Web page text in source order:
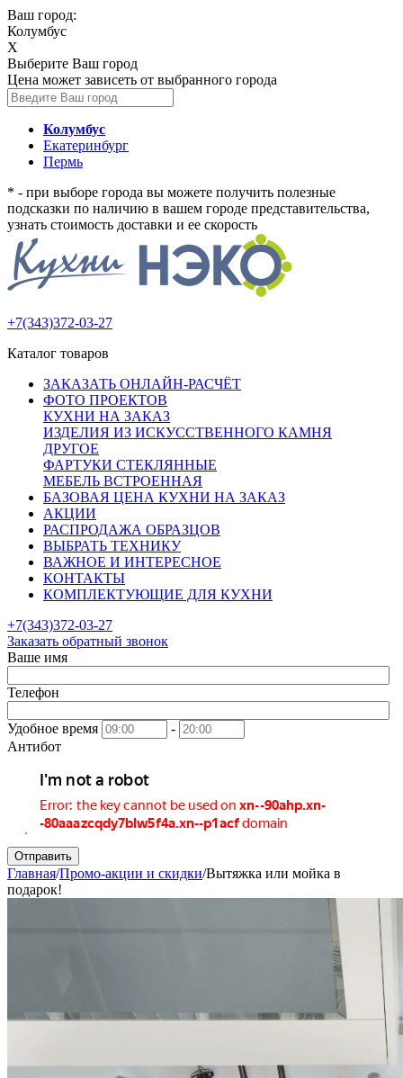
Ваш город:
Колумбус
X
Выберите Ваш город
Цена может зависеть от выбранного города
Колумбус
Екатеринбург
Пермь
* - при выборе города вы можете получить полезные
подсказки по наличию в вашем городе представительства,
узнать стоимость доставки и ее скорость
+7(343)372-03-27
Каталог товаров
ЗАКАЗАТЬ ОНЛАЙН-РАСЧЁТ
ФОТО ПРОЕКТОВ
КУХНИ НА ЗАКАЗ
ИЗДЕЛИЯ ИЗ ИСКУССТВЕННОГО КАМНЯ
ДРУГОЕ
ФАРТУКИ СТЕКЛЯННЫЕ
МЕБЕЛЬ ВСТРОЕННАЯ
БАЗОВАЯ ЦЕНА КУХНИ НА ЗАКАЗ
АКЦИИ
РАСПРОДАЖА ОБРАЗЦОВ
ВЫБРАТЬ ТЕХНИКУ
ВАЖНОЕ И ИНТЕРЕСНОЕ
КОНТАКТЫ
КОМПЛЕКТУЮЩИЕ ДЛЯ КУХНИ
+7(343)372-03-27
Заказать обратный звонок
Ваше имя
Телефон
Удобное время
-
Антибот
Отправить
Главная/Промо-акции и скидки/Вытяжка или мойка в
подарок!